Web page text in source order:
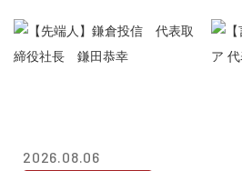
2026.08.06